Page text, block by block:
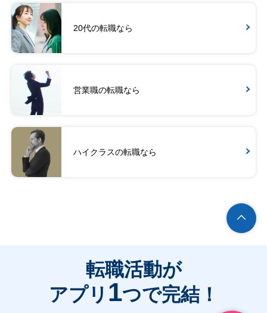
20代の転職なら
営業職の転職なら
ハイクラスの転職なら
転職活動が
アプリ 1つで完結！